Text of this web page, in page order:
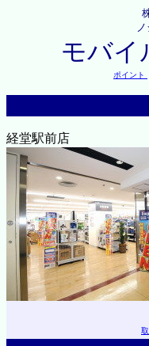
モバイ
ポイント
経堂駅前店